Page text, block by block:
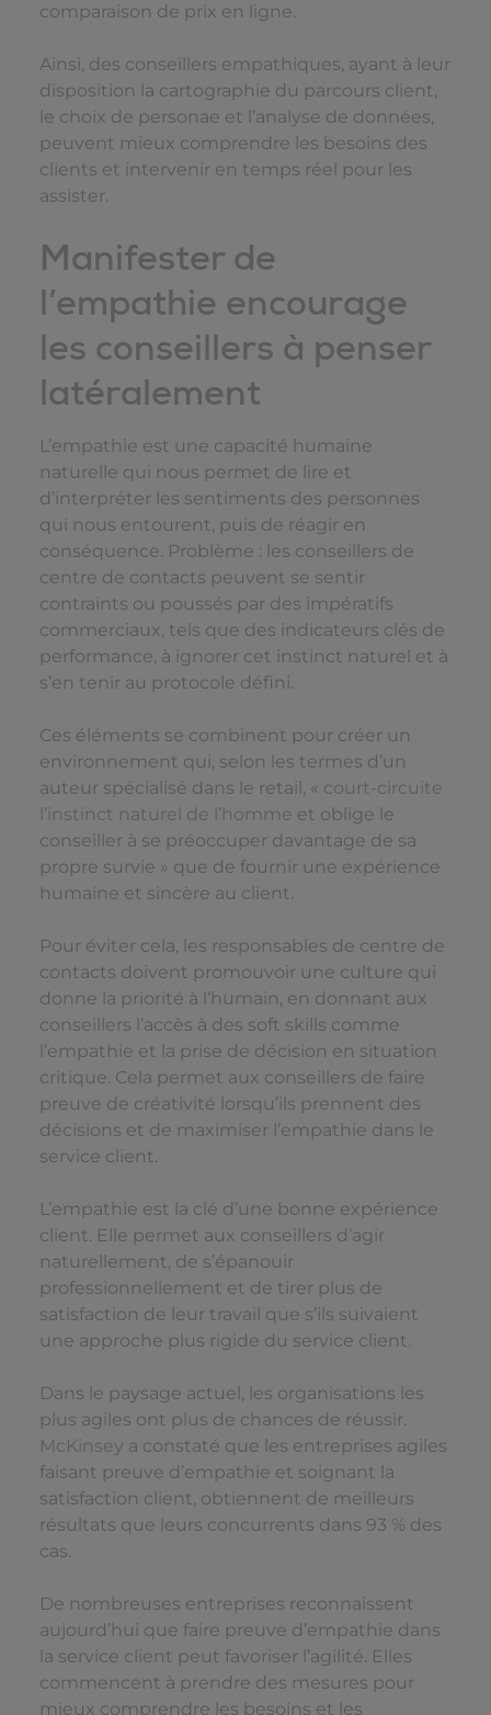
comparaison de prix en ligne.
Ainsi, des conseillers empathiques, ayant à leur
disposition la cartographie du parcours client,
le choix de personae et l’analyse de données,
peuvent mieux comprendre les besoins des
clients et intervenir en temps réel pour les
assister.
Manifester de
l’empathie encourage
les conseillers à penser
latéralement
L’empathie est une capacité humaine
naturelle qui nous permet de lire et
d’interpréter les sentiments des personnes
qui nous entourent, puis de réagir en
conséquence. Problème : les conseillers de
centre de contacts peuvent se sentir
contraints ou poussés par des impératifs
commerciaux, tels que des indicateurs clés de
performance, à ignorer cet instinct naturel et à
s’en tenir au protocole défini.
Ces éléments se combinent pour créer un
environnement qui, selon les termes d’un
auteur spécialisé dans le retail, « court-circuite
l’instinct naturel de l’homme et oblige le
conseiller à se préoccuper davantage de sa
propre survie » que de fournir une expérience
humaine et sincère au client.
Pour éviter cela, les responsables de centre de
contacts doivent promouvoir une culture qui
donne la priorité à l’humain, en donnant aux
conseillers l’accès à des soft skills comme
l’empathie et la prise de décision en situation
critique. Cela permet aux conseillers de faire
preuve de créativité lorsqu’ils prennent des
décisions et de maximiser l’empathie dans le
service client.
L’empathie est la clé d’une bonne expérience
client. Elle permet aux conseillers d’agir
naturellement, de s’épanouir
professionnellement et de tirer plus de
satisfaction de leur travail que s’ils suivaient
une approche plus rigide du service client.
Dans le paysage actuel, les organisations les
plus agiles ont plus de chances de réussir.
McKinsey a constaté que les entreprises agiles
faisant preuve d’empathie et soignant la
satisfaction client, obtiennent de meilleurs
résultats que leurs concurrents dans 93 % des
cas.
De nombreuses entreprises reconnaissent
aujourd’hui que faire preuve d’empathie dans
la service client peut favoriser l’agilité. Elles
commencent à prendre des mesures pour
mieux comprendre les besoins et les